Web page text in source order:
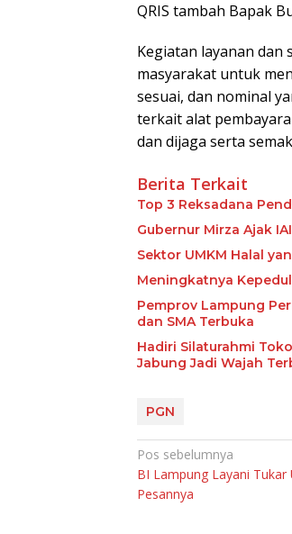
QRIS tambah Bapak
Kegiatan layanan dan
masyarakat untuk
sesuai, dan nominal
terkait alat
dan dijaga serta
Berita Terkait
Top 3 Reksadana
Gubernur Mirza Ajak
Sektor UMKM Halal
Meningkatnya
Pemprov Lampung
dan SMA Terbuka
Hadiri Silaturahmi
Jabung Jadi Wajah
PGN
Navigasi
pos
Pos sebelumnya
BI Lampung Layani Tukar
Pesannya